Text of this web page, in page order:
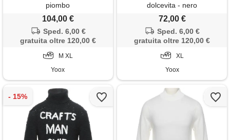
piombo
104,00 €
Sped. 6,00 €
gratuita oltre 120,00 €
M XL
Yoox
dolcevita - nero
72,00 €
Sped. 6,00 €
gratuita oltre 120,00 €
XL
Yoox